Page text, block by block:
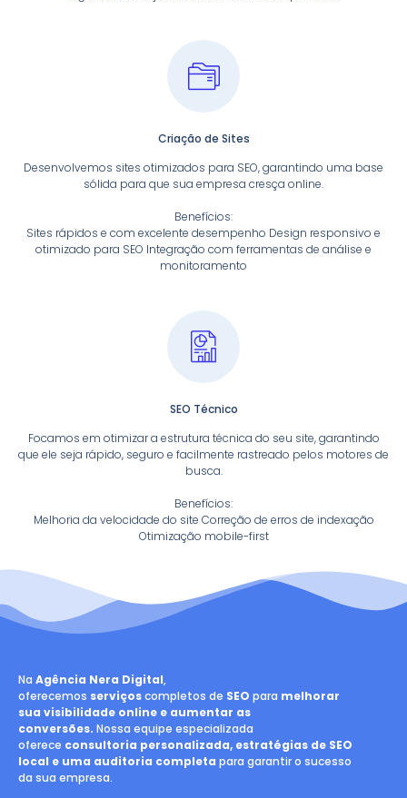
Criação de Sites
Desenvolvemos sites otimizados para SEO, garantindo uma base
sólida para que sua empresa cresça online.
Benefícios:
Sites rápidos e com excelente desempenho Design responsivo e
otimizado para SEO Integração com ferramentas de análise e
monitoramento
SEO Técnico
Focamos em otimizar a estrutura técnica do seu site, garantindo
que ele seja rápido, seguro e facilmente rastreado pelos motores de
busca.
Benefícios:
Melhoria da velocidade do site Correção de erros de indexação
Otimização mobile-first
Na Agência Nera Digital,
oferecemos serviçoscompletos de SEO para melhorar
sua visibilidade online e aumentar as
conversões. Nossa equipe especializada
oferece consultoria personalizada, estratégias de SEO
local e uma auditoria completa para garantir o sucesso
da sua empresa.